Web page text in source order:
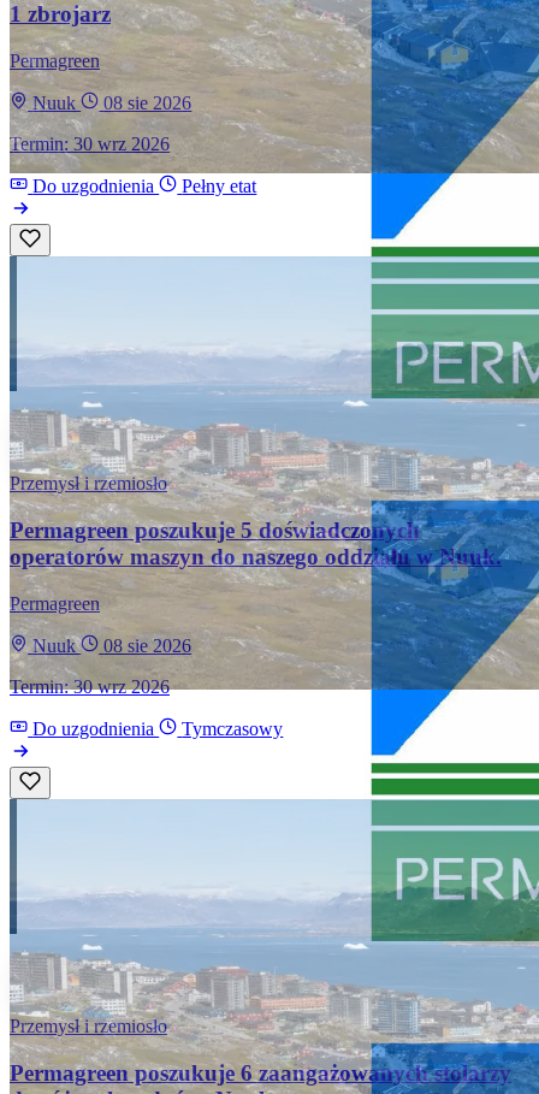
1 zbrojarz
Permagreen
Nuuk
08 sie 2026
Termin: 30 wrz 2026
Do uzgodnienia Pełny etat
Przemysł i rzemiosło
Permagreen poszukuje 5 doświadczonych
operatorów maszyn do naszego oddziału w Nuuk.
Permagreen
Nuuk
08 sie 2026
Termin: 30 wrz 2026
Do uzgodnienia Tymczasowy
Przemysł i rzemiosło
Permagreen poszukuje 6 zaangażowanych stolarzy